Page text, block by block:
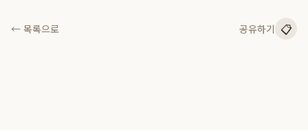
← 목록으로 공유하기 📋